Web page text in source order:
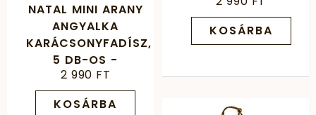
KOSÁRBA
NATAL MINI ARANY
ANGYALKA
KARÁCSONYFADÍSZ,
5 DB-OS -
FEHÉR/ARANY
2 990 FT
KOSÁRBA